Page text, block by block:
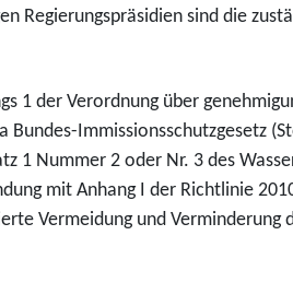
Regierungspräsidien sind die
1 der Verordnung über
Bundes-Immissionsschutzgesetz
1 Nummer 2 oder Nr. 3 des
mit Anhang I der Richtlinie
Vermeidung und